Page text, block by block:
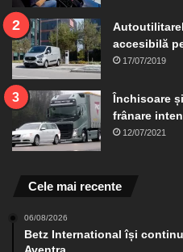
accesibilă
17/07/2019
Închisoare
frânare
12/07/2021
Cele mai recente
06/08/2026
Betz International își
Aventra